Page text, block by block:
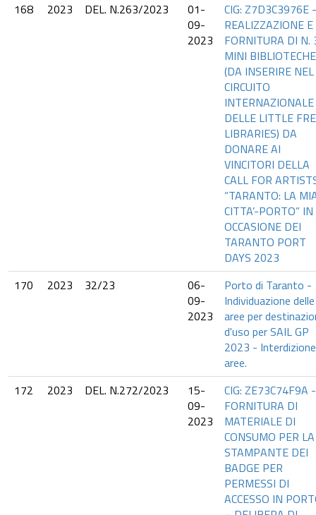
168
2023 DEL. N.263/2023
01-
09-
2023
CIG: Z7D3C3976E -
REALIZZAZIONE E
FORNITURA DI N.
MINI BIBLIOTECHE
(DA INSERIRE NEL
CIRCUITO
INTERNAZIONALE
DELLE LITTLE
LIBRARIES) DA
DONARE AI
VINCITORI DELLA
CALL FOR
“TARANTO: LA
CITTA’-PORTO” IN
OCCASIONE DEI
TARANTO PORT
DAYS 2023
170
2023 32/23
06-
09-
2023
Porto di Taranto -
Individuazione delle
aree per
d'uso per SAIL GP
2023 - Interdizione
aree.
172
2023 DEL. N.272/2023
15-
09-
2023
CIG: ZE73C74F9A -
FORNITURA DI
MATERIALE DI
CONSUMO PER LA
STAMPANTE DEI
BADGE PER
PERMESSI DI
ACCESSO IN